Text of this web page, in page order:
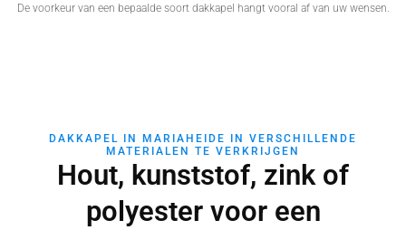
De voorkeur van een bepaalde soort dakkapel hangt vooral af van uw wensen.
DAKKAPEL IN MARIAHEIDE IN VERSCHILLENDE
MATERIALEN TE VERKRIJGEN
Hout, kunststof, zink of
polyester voor een